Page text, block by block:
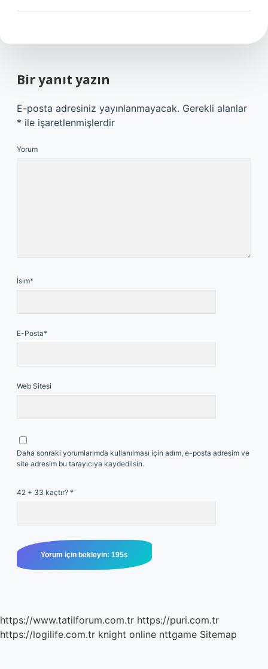
Bir yanıt yazın
E-posta adresiniz yayınlanmayacak. Gerekli alanlar
* ile işaretlenmişlerdir
Yorum
İsim*
E-Posta*
Web Sitesi
Daha sonraki yorumlarımda kullanılması için adım, e-posta adresim ve
site adresim bu tarayıcıya kaydedilsin.
42 + 33 kaçtır? *
https://www.tatilforum.com.tr https://puri.com.tr
https://logilife.com.tr knight online nttgame Sitemap